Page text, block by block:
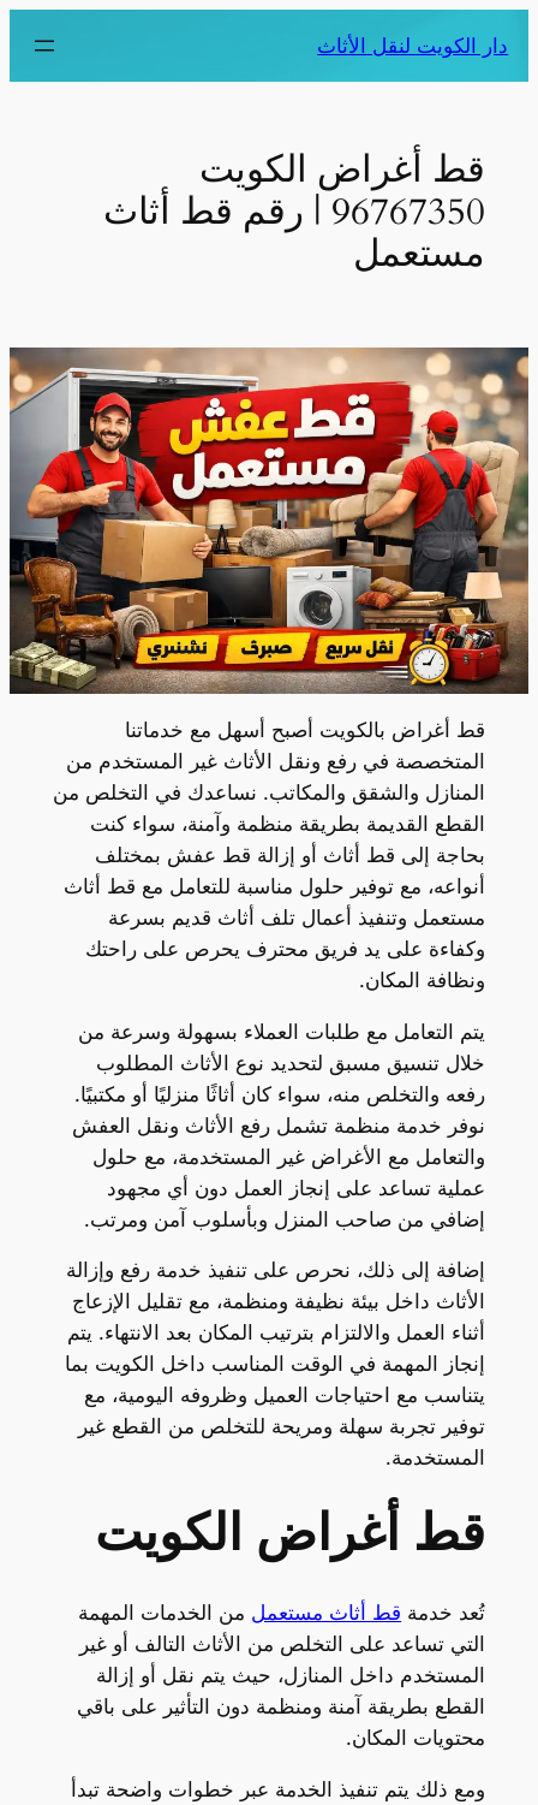
دار الكويت لنقل الأثاث
قط أغراض الكويت
96767350 | رقم قط أثاث
مستعمل
قط أغراض بالكويت أصبح أسهل مع خدماتنا
المتخصصة في رفع ونقل الأثاث غير المستخدم من
المنازل والشقق والمكاتب. نساعدك في التخلص من
القطع القديمة بطريقة منظمة وآمنة، سواء كنت
بحاجة إلى قط أثاث أو إزالة قط عفش بمختلف
أنواعه، مع توفير حلول مناسبة للتعامل مع قط أثاث
مستعمل وتنفيذ أعمال تلف أثاث قديم بسرعة
وكفاءة على يد فريق محترف يحرص على راحتك
ونظافة المكان.
يتم التعامل مع طلبات العملاء بسهولة وسرعة من
خلال تنسيق مسبق لتحديد نوع الأثاث المطلوب
رفعه والتخلص منه، سواء كان أثاثًا منزليًا أو مكتبيًا.
نوفر خدمة منظمة تشمل رفع الأثاث ونقل العفش
والتعامل مع الأغراض غير المستخدمة، مع حلول
عملية تساعد على إنجاز العمل دون أي مجهود
إضافي من صاحب المنزل وبأسلوب آمن ومرتب.
إضافة إلى ذلك، نحرص على تنفيذ خدمة رفع وإزالة
الأثاث داخل بيئة نظيفة ومنظمة، مع تقليل الإزعاج
أثناء العمل والالتزام بترتيب المكان بعد الانتهاء. يتم
إنجاز المهمة في الوقت المناسب داخل الكويت بما
يتناسب مع احتياجات العميل وظروفه اليومية، مع
توفير تجربة سهلة ومريحة للتخلص من القطع غير
المستخدمة.
قط أغراض الكويت
تُعد خدمة قط أثاث مستعمل من الخدمات المهمة
التي تساعد على التخلص من الأثاث التالف أو غير
المستخدم داخل المنازل، حيث يتم نقل أو إزالة
القطع بطريقة آمنة ومنظمة دون التأثير على باقي
محتويات المكان.
ومع ذلك يتم تنفيذ الخدمة عبر خطوات واضحة تبدأ